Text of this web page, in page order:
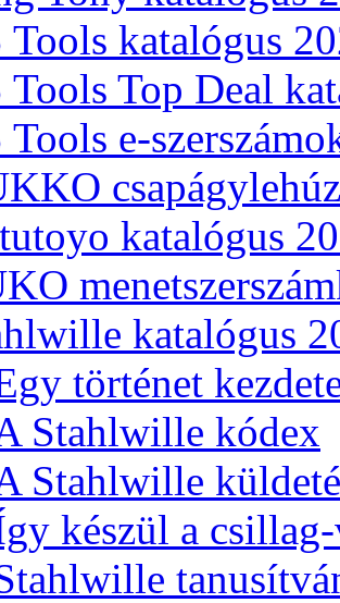
Tools katalógus
Tools Top Deal
Tools e-
katalógus
katalógus
történet
Stahlwille kódex
Stahlwille
készül a